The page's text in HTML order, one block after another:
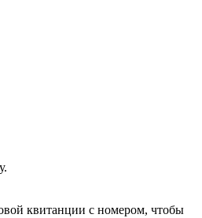
квитанции с номером, чтобы